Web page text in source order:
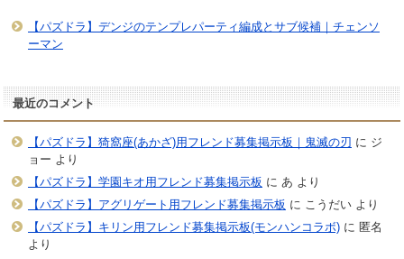
【パズドラ】デンジのテンプレパーティ編成とサブ候補｜チェンソ
ーマン
最近のコメント
【パズドラ】猗窩座(あかざ)用フレンド募集掲示板｜鬼滅の刃 に ジ
ョー より
【パズドラ】学園キオ用フレンド募集掲示板 に あ より
【パズドラ】アグリゲート用フレンド募集掲示板 に こうだいより
【パズドラ】キリン用フレンド募集掲示板(モンハンコラボ)に 匿名
より